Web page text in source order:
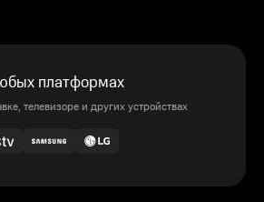
платформах
телевизоре и других устройствах